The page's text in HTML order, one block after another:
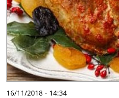
16/11/2018 - 14:34